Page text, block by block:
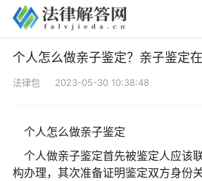
个人怎么做亲子鉴定？亲子鉴定在
法律包 2023-05-30 10:38:48
个人怎么做亲子鉴定
个人做亲子鉴定首先被鉴定人应该
构办理，其次准备证明鉴定双方身份